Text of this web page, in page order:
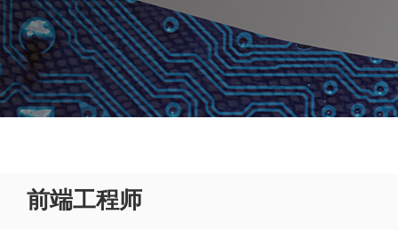
前端工程师